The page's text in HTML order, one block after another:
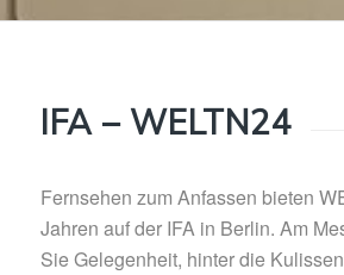
IFA – WELTN24
Fernsehen zum Anfassen bieten
Jahren auf der IFA in Berlin. Am
Sie Gelegenheit, hinter die